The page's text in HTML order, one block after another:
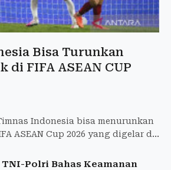
Bisa Turunkan
di FIFA ASEAN CUP
Indonesia bisa menurunkan
ASEAN Cup 2026 yang digelar di
Polri Bahas Keamanan